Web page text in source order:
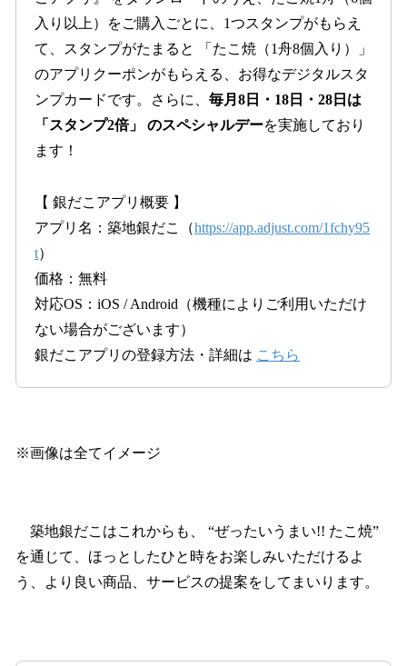
入り以上）をご購入ごとに、1つスタンプがもらえ
て、スタンプがたまると 「たこ焼（1舟8個入り）」
のアプリクーポンがもらえる、お得なデジタルスタ
ンプカードです。さらに、 毎月8日・18日・28日は
「スタンプ2倍」 のスペシャルデーを実施しており
ます！
【 銀だこアプリ概要 】
アプリ名：築地銀だこ（https://app.adjust.com/1fchy95
t）
価格：無料
対応OS：iOS / Android（機種によりご利用いただけ
ない場合がございます）
銀だこアプリの登録方法・詳細は こちら
※画像は全てイメージ
築地銀だこはこれからも、 “ぜったいうまい!! たこ焼”
を通じて、ほっとしたひと時をお楽しみいただけるよ
う、より良い商品、サービスの提案をしてまいります。